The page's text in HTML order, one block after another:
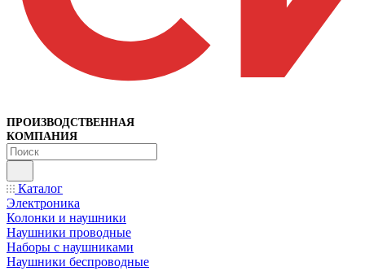
ПРОИЗВОДСТВЕННАЯ
КОМПАНИЯ
Каталог
Электроника
Колонки и наушники
Наушники проводные
Наборы с наушниками
Наушники беспроводные